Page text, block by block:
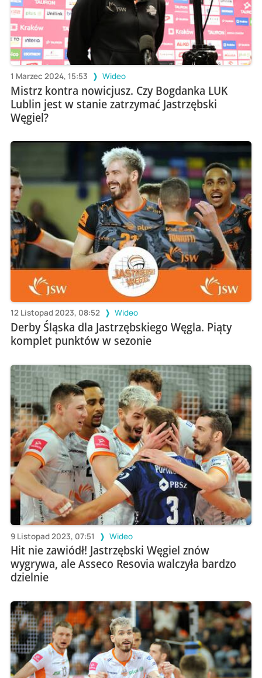
1 Marzec 2024, 15:53 Wideo
Mistrz kontra nowicjusz. Czy Bogdanka LUK
Lublin jest w stanie zatrzymać Jastrzębski
Węgiel?
12 Listopad 2023, 08:52 Wideo
Derby Śląska dla Jastrzębskiego Węgla. Piąty
komplet punktów w sezonie
9 Listopad 2023, 07:51 Wideo
Hit nie zawiódł! Jastrzębski Węgiel znów
wygrywa, ale Asseco Resovia walczyła bardzo
dzielnie